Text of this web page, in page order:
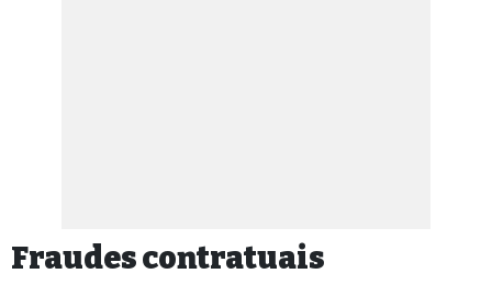
Fraudes contratuais